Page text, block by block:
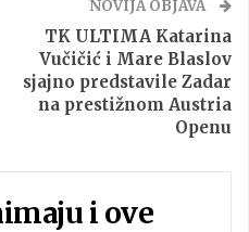
NOVIJA OBJAVA
TK ULTIMA Katarina
Vučičić i Mare Blaslov
sjajno predstavile Zadar
na prestižnom Austria
Openu
i ove